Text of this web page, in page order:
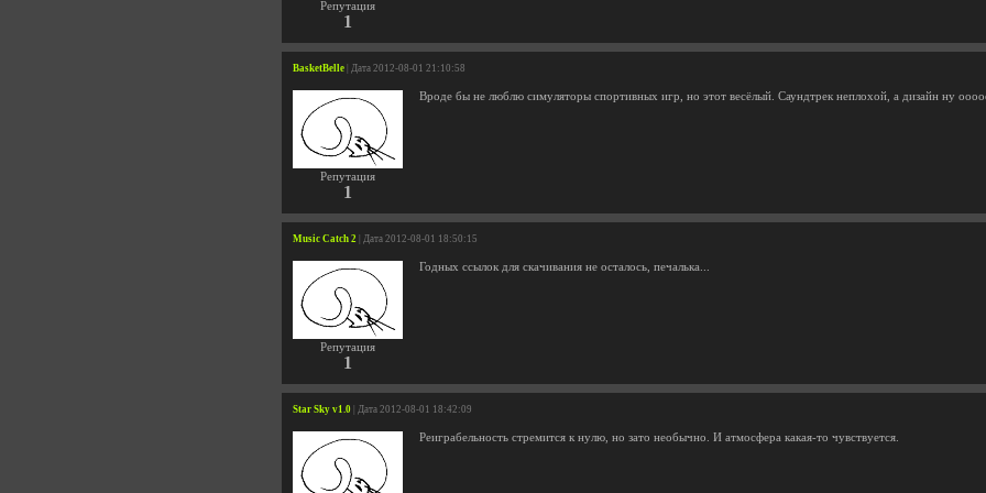
Репутация
1
BasketBelle | Дата 2012-08-01 21:10:58
Репутация
1
Вроде бы не люблю симуляторы спортивных игр, но этот весёлый. Саундтрек неплохой, а дизайн ну
Music Catch 2 | Дата 2012-08-01 18:50:15
Репутация
1
Годных ссылок для скачивания не осталось, печалька...
Star Sky v1.0 | Дата 2012-08-01 18:42:09
Реиграбельность стремится к нулю, но зато необычно. И атмосфера какая-то чувствуется.